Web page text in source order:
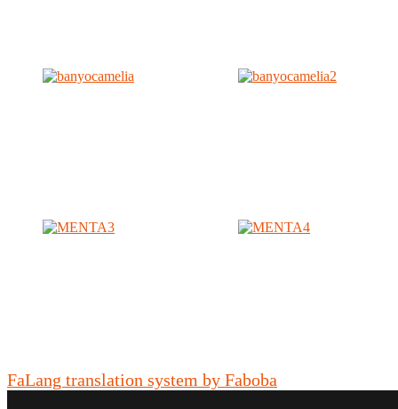
FaLang translation system by Faboba